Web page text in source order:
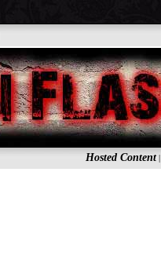
Hosted Content|